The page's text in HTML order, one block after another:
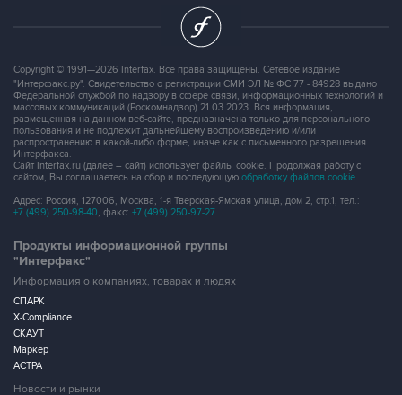
Copyright © 1991—2026 Interfax. Все права защищены. Сетевое издание
"Интерфакс.ру". Свидетельство о регистрации СМИ ЭЛ № ФС 77 - 84928 выдано
Федеральной службой по надзору в сфере связи, информационных технологий и
массовых коммуникаций (Роскомнадзор) 21.03.2023. Вся информация,
размещенная на данном веб-сайте, предназначена только для персонального
пользования и не подлежит дальнейшему воспроизведению и/или
распространению в какой-либо форме, иначе как с письменного разрешения
Интерфакса.
Сайт Interfax.ru (далее – сайт) использует файлы cookie. Продолжая работу с
сайтом, Вы соглашаетесь на сбор и последующую обработку файлов cookie.
Адрес: Россия, 127006, Москва, 1-я Тверская-Ямская улица, дом 2, стр.1, тел.:
+7 (499) 250-98-40, факс: +7 (499) 250-97-27
Продукты информационной группы
"Интерфакс"
Информация о компаниях, товарах и людях
СПАРК
X-Compliance
СКАУТ
Маркер
АСТРА
Новости и рынки